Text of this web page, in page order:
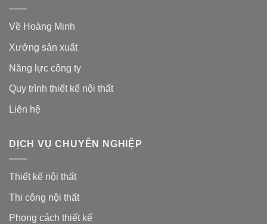
Về Hoàng Minh
Xưởng sản xuất
Năng lực công ty
Quy trình thiết kế nội thất
Liên hệ
DỊCH VỤ CHUYÊN NGHIỆP
Thiết kế nội thất
Thi công nội thất
Phong cách thiết kế